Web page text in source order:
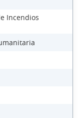
Incendios